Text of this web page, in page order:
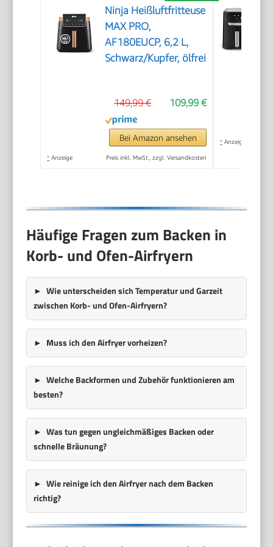
Ninja Heißluftfritteuse
MAX PRO,
AF180EUCP, 6,2 L,
Schwarz/Kupfer, ölfrei
109,99 €
149,99 €
Bei Amazon ansehen
* Anzeige Preis inkl. MwSt., zzgl. Versandkosten
* Anzeige
Häufige Fragen zum Backen in
Korb- und Ofen-Airfryern
Wie unterscheiden sich Temperatur und Garzeit
zwischen Korb- und Ofen-Airfryern?
Muss ich den Airfryer vorheizen?
Welche Backformen und Zubehör funktionieren am
besten?
Was tun gegen ungleichmäßiges Backen oder
schnelle Bräunung?
Wie reinige ich den Airfryer nach dem Backen
richtig?